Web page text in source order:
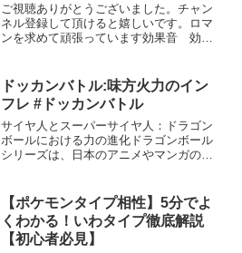
ご視聴ありがとうございました。チャン
ネル登録して頂けると嬉しいです。ロマ
ンを求めて頑張っています効果音 効果
と戦略ポケットモンスターの世界は、毎
シーズン新たなルー...
ドッカンバトル:味方火力のイン
フレ #ドッカンバトル
サイヤ人とスーパーサイヤ人：ドラゴン
ボールにおける力の進化ドラゴンボール
シリーズは、日本のアニメやマンガの中
ます。その中でも、サイヤ人は特に注目
を浴びる存在です。本記事...
【ポケモンタイプ相性】5分でよ
くわかる！いわタイプ徹底解説
【初心者必見】